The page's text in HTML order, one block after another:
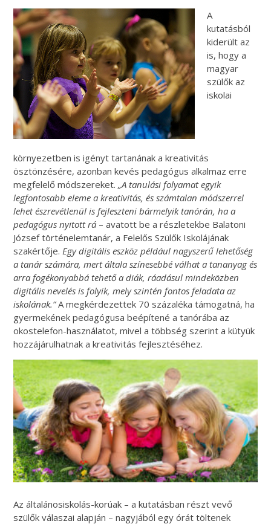
A
kutatásból
kiderült az
is, hogy a
magyar
szülők az
iskolai
környezetben is igényt tartanának a kreativitás
ösztönzésére, azonban kevés pedagógus alkalmaz erre
megfelelő módszereket.„A tanulási folyamat egyik
legfontosabb eleme a kreativitás, és számtalan módszerrel
lehet észrevétlenül is fejleszteni bármelyik tanórán, ha a
pedagógus nyitott rá – avatott be a részletekbe Balatoni
József történelemtanár, a Felelős Szülők Iskolájának
szakértője.Egy digitális eszköz például nagyszerű lehetőség
a tanár számára, mert általa színesebbé válhat a tananyag és
arra fogékonyabbá tehető a diák, ráadásul mindeközben
digitális nevelés is folyik, mely szintén fontos feladata az
iskolának.”A megkérdezettek 70 százaléka támogatná, ha
gyermekének pedagógusa beépítené a tanórába az
okostelefon-használatot, mivel a többség szerint a kütyük
hozzájárulhatnak a kreativitás fejlesztéséhez.
Az általánosiskolás-korúak – a kutatásban részt vevő
szülők válaszai alapján – nagyjából egy órát töltenek